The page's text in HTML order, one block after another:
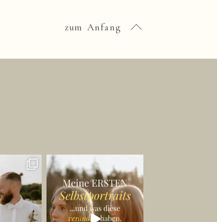
zum Anfang
EINEN
AN
...
23
WAS SELBSTPORTRÄTS MIR
GEZEIGT HABEN. 💡
🦋...
341 68